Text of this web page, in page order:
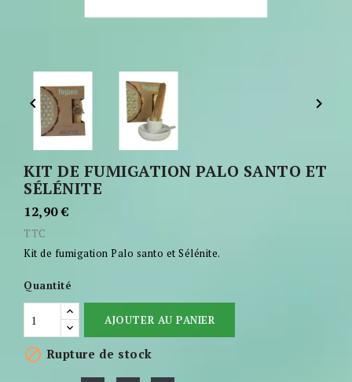
 
KIT DE FUMIGATION PALO SANTO ET
SÉLÉNITE
12,90 €
TTC
Kit de fumigation Palo santo et Sélénite.
Quantité
AJOUTER AU PANIER
 Rupture de stock